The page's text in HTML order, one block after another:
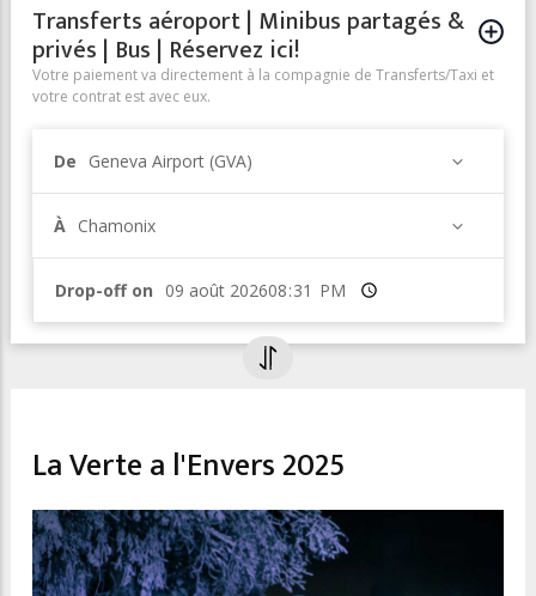
Transferts aéroport | Minibus partagés &
privés | Bus | Réservez ici!
Votre paiement va directement à la compagnie de Transferts/Taxi et
votre contrat est avec eux.
De Geneva Airport (GVA)
À Chamonix
Drop-off on Heure
La Verte a l'Envers 2025